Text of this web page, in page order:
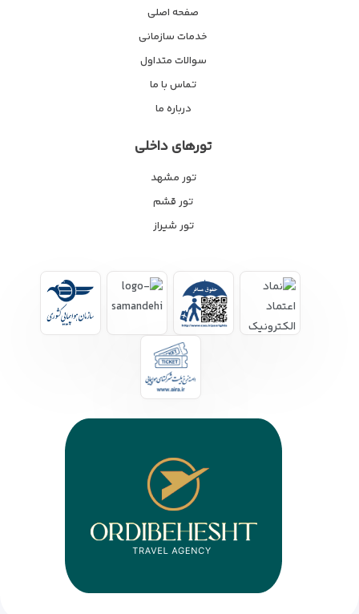
صفحه اصلی
خدمات سازمانی
سوالات متداول
تماس با ما
درباره ما
تورهای داخلی
تور مشهد
تور قشم
تور شیراز